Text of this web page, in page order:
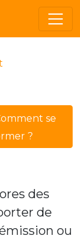
se
?
des
de
ou